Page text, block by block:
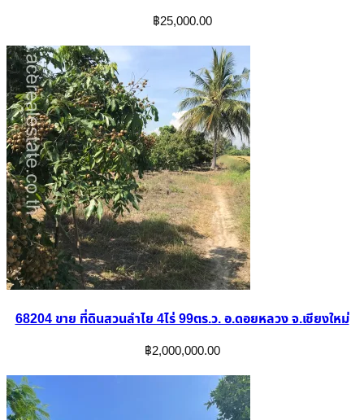
฿25,000.00
68204 ขาย ที่ดินสวนลำไย 4ไร่ 99ตร.ว. อ.ดอยหลวง จ.เชียงใหม่
฿2,000,000.00